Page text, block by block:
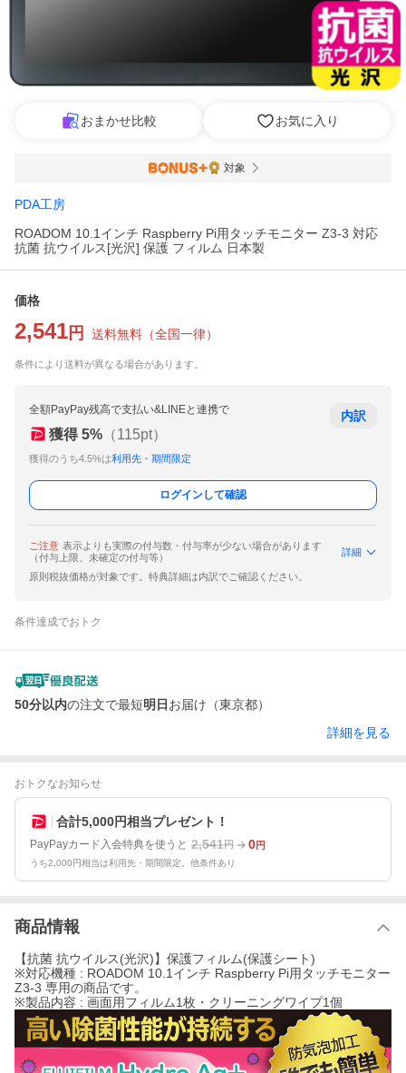
おまかせ比較 お気に入り
対象
PDA工房
ROADOM 10.1インチ Raspberry Pi用タッチモニター Z3-3 対応
抗菌 抗ウイルス[光沢] 保護 フィルム 日本製
価格
2,541 円 送料無料 （全国一律）
条件により送料が異なる場合があります。
全額PayPay残高で支払い&LINEと連携で
獲得 5% （115pt）
獲得のうち4.5%は利用先・期間限定
内訳
ログインして確認
ご注意 表示よりも実際の付与数・付与率が少ない場合があります
（付与上限、未確定の付与等）
詳細
原則税抜価格が対象です。特典詳細は内訳でご確認ください。
条件達成でおトク
50分以内の注文で最短明日 お届け（東京都）
詳細を見る
おトクなお知らせ
合計5,000円相当プレゼント！
PayPayカード入会特典を使うと 2,541円 0円
うち2,000円相当は利用先・期間限定。他条件あり
商品情報
【抗菌 抗ウイルス(光沢)】保護フィルム(保護シート)
※対応機種 : ROADOM 10.1インチ Raspberry Pi用タッチモニター
Z3-3 専用の商品です。
※製品内容 : 画面用フィルム1枚・クリーニングワイプ1個